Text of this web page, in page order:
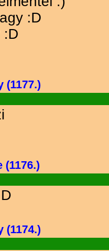
:D
:D
(1177.)
(1176.)
(1174.)